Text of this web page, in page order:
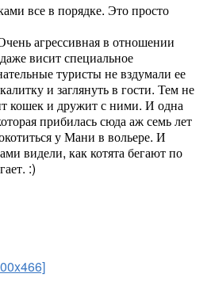
все в порядке. Это просто
агрессивная в отношении
висит специальное
туристы не вздумали ее
и заглянуть в гости. Тем не
кошек и дружит с ними. И одна
прибилась сюда аж семь лет
у Мани в вольере. И
видели, как котята бегают по
:)